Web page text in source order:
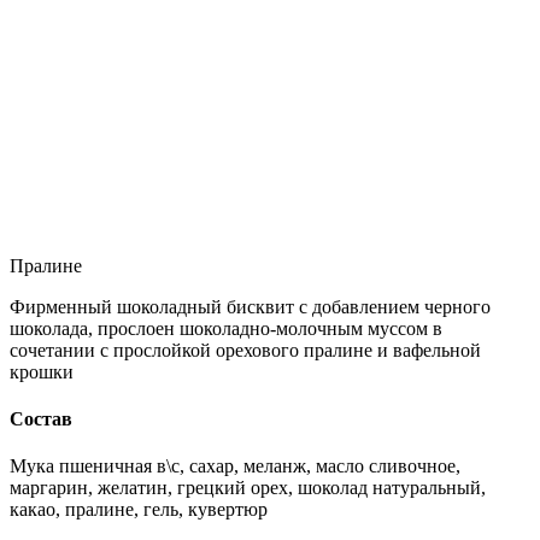
Пралине
Фирменный шоколадный бисквит с добавлением черного
шоколада, прослоен шоколадно-молочным муссом в
сочетании с прослойкой орехового пралине и вафельной
крошки
Состав
Мука пшеничная в\с, сахар, меланж, масло сливочное,
маргарин, желатин, грецкий орех, шоколад натуральный,
какао, пралине, гель, кувертюр